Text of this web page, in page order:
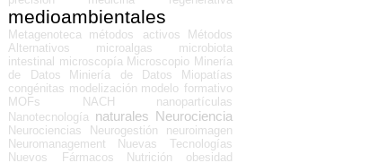
medioambientales
Metagenoteca métodos activos
Métodos
Alternativos
microalgas
microbiota
intestinal microscopía Microscopio Minería
de Datos
Miniería de Datos
Miopatías
congénitas modelización modelo formativo
MOFs
NACH
nanopartículas
Nanotecnología naturales Neurociencia
Neurociencias Neurogestión
neuroimagen
Neuromanagement
Nuevas Tecnologías
Nuevos Fármacos
Nutrición
obesidad